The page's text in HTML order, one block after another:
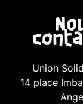
Union
14 place